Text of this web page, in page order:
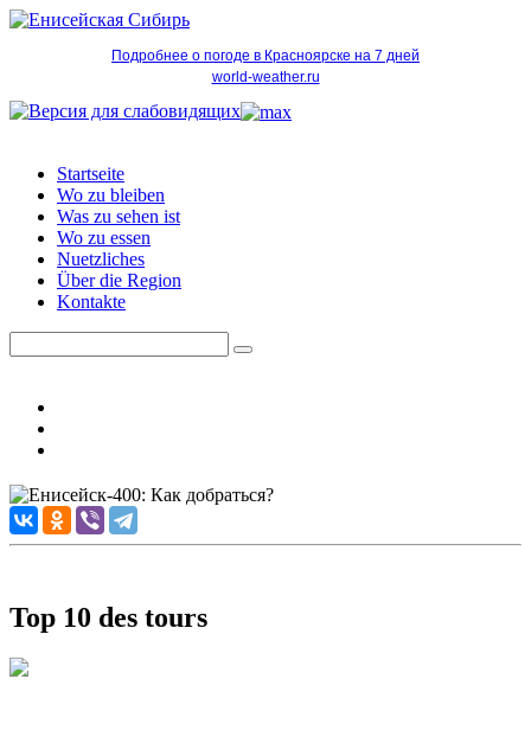
Подробнее о погоде в Красноярске на 7 дней
world-weather.ru
Startseite
Wo zu bleiben
Was zu sehen ist
Wo zu essen
Nuetzliches
Über die Region
Kontakte
Top 10 des tours